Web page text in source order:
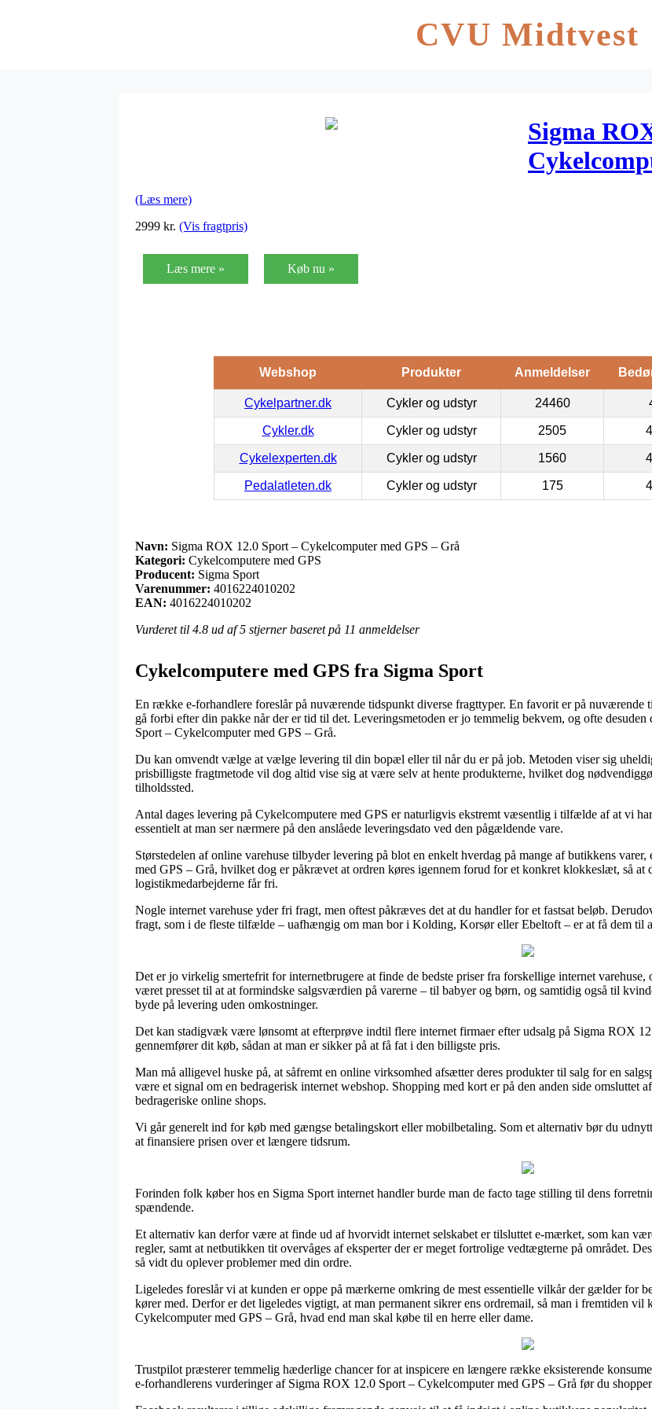
CVU Midtvest
Sigma
(Læs mere)
2999 kr. (Vis fragtpris)
Læs mere » Køb nu »
Webshop Produkter Anmeldelser
Cykelpartner.dk Cykler og udstyr 24460
Cykler.dk Cykler og udstyr 2505
Cykelexperten.dk Cykler og udstyr 1560
Pedalatleten.dk Cykler og udstyr 175
Navn: Sigma ROX 12.0 Sport – Cykelcomputer med GPS – Grå
Kategori: Cykelcomputere med GPS
Producent: Sigma Sport
Varenummer: 4016224010202
EAN: 4016224010202
Vurderet til 4.8 ud af 5 stjerner baseret på 11 anmeldelser
Cykelcomputere med GPS fra Sigma Sport
En række e-forhandlere foreslår på nuværende tidspunkt diverse fragttyper. En favorit er på nuværende
gå forbi efter din pakke når der er tid til det. Leveringsmetoden er jo temmelig bekvem, og ofte
Sport – Cykelcomputer med GPS – Grå.
Du kan omvendt vælge at vælge levering til din bopæl eller til når du er på job. Metoden viser sig
prisbilligste fragtmetode vil dog altid vise sig at være selv at hente produkterne, hvilket dog
tilholdssted.
Antal dages levering på Cykelcomputere med GPS er naturligvis ekstremt væsentlig i tilfælde af at vi
essentielt at man ser nærmere på den anslåede leveringsdato ved den pågældende vare.
Størstedelen af online varehuse tilbyder levering på blot en enkelt hverdag på mange af butikkens
med GPS – Grå, hvilket dog er påkrævet at ordren køres igennem forud for et konkret klokkeslæt, så at
logistikmedarbejderne får fri.
Nogle internet varehuse yder fri fragt, men oftest påkræves det at du handler for et fastsat beløb.
fragt, som i de fleste tilfælde – uafhængig om man bor i Kolding, Korsør eller Ebeltoft – er at få dem til
Det er jo virkelig smertefrit for internetbrugere at finde de bedste priser fra forskellige internet varehuse,
været presset til at at formindske salgsværdien på varerne – til babyer og børn, og samtidig også til
byde på levering uden omkostninger.
Det kan stadigvæk være lønsomt at efterprøve indtil flere internet firmaer efter udsalg på Sigma ROX
gennemfører dit køb, sådan at man er sikker på at få fat i den billigste pris.
Man må alligevel huske på, at såfremt en online virksomhed afsætter deres produkter til salg for en
være et signal om en bedragerisk internet webshop. Shopping med kort er på den anden side omsluttet
bedrageriske online shops.
Vi går generelt ind for køb med gængse betalingskort eller mobilbetaling. Som et alternativ bør du
at finansiere prisen over et længere tidsrum.
Forinden folk køber hos en Sigma Sport internet handler burde man de facto tage stilling til dens
spændende.
Et alternativ kan derfor være at finde ud af hvorvidt internet selskabet er tilsluttet e-mærket, som kan
regler, samt at netbutikken tit overvåges af eksperter der er meget fortrolige vedtægterne på området.
så vidt du oplever problemer med din ordre.
Ligeledes foreslår vi at kunden er oppe på mærkerne omkring de mest essentielle vilkår der gælder for
kører med. Derfor er det ligeledes vigtigt, at man permanent sikrer ens ordremail, så man i fremtiden
Cykelcomputer med GPS – Grå, hvad end man skal købe til en herre eller dame.
Trustpilot præsterer temmelig hæderlige chancer for at inspicere en længere række eksisterende
e-forhandlerens vurderinger af Sigma ROX 12.0 Sport – Cykelcomputer med GPS – Grå før du